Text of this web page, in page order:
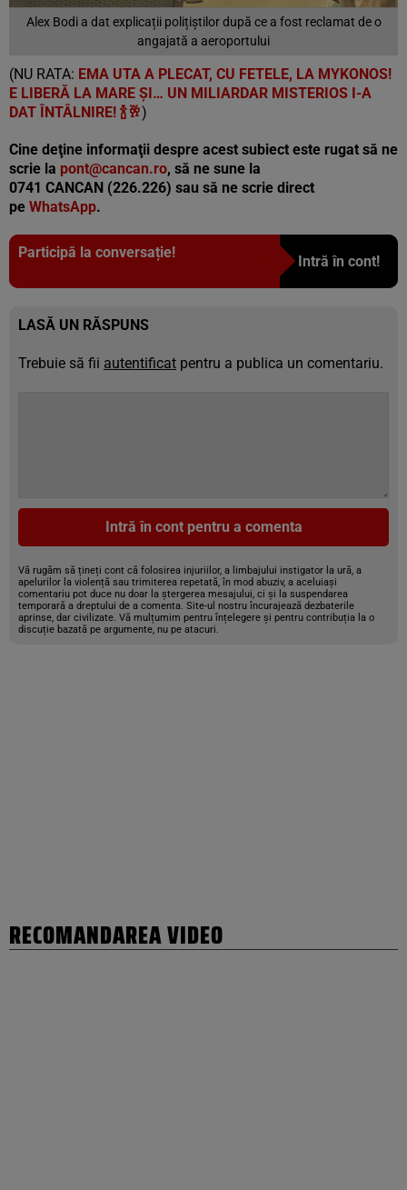
Alex Bodi a dat explicații polițiștilor după ce a fost reclamat de o
angajată a aeroportului
(NU RATA: EMA UTA A PLECAT, CU FETELE, LA MYKONOS!
E LIBERĂ LA MARE ȘI… UN MILIARDAR MISTERIOS I-A
DAT ÎNTÂLNIRE! 🍾🥂)
Cine deţine informaţii despre acest subiect este rugat să ne
scrie la pont@cancan.ro, să ne sune la
0741 CANCAN (226.226) sau să ne scrie direct
pe WhatsApp.
Participă la conversație!
Intră în cont!
LASĂ UN RĂSPUNS
Trebuie să fii autentificat pentru a publica un comentariu.
Intră în cont pentru a comenta
Vă rugăm să țineți cont că folosirea injuriilor, a limbajului instigator la ură, a
apelurilor la violență sau trimiterea repetată, în mod abuziv, a aceluiași
comentariu pot duce nu doar la ștergerea mesajului, ci și la suspendarea
temporară a dreptului de a comenta. Site-ul nostru încurajează dezbaterile
aprinse, dar civilizate. Vă mulțumim pentru înțelegere și pentru contribuția la o
discuție bazată pe argumente, nu pe atacuri.
RECOMANDAREA VIDEO